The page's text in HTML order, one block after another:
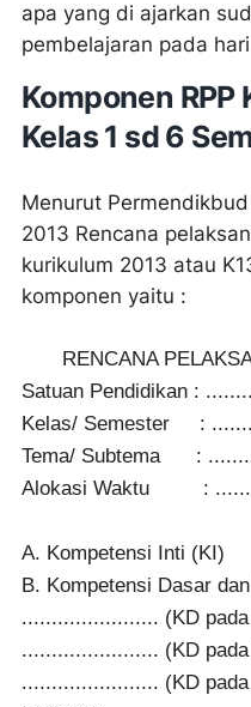
apa yang di ajarkan
pembelajaran pada
Komponen RPP
Kelas 1 sd 6
Menurut
2013 Rencana
kurikulum 2013 atau
komponen yaitu :
RENCANA
Satuan Pendidikan :
Kelas/ Semester :
Tema/ Subtema :
Alokasi Waktu :
A. Kompetensi Inti (KI)
B. Kompetensi Dasar
....................... (KD
....................... (KD
....................... (KD